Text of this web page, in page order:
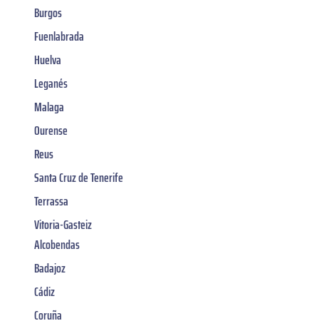
Burgos
Fuenlabrada
Huelva
Leganés
Malaga
Ourense
Reus
Santa Cruz de Tenerife
Terrassa
Vitoria-Gasteiz
Alcobendas
Badajoz
Cádiz
Coruña